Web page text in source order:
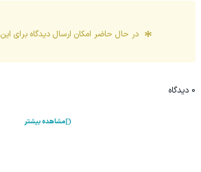
در حال حاضر امکان ارسال دیدگاه برای این
0 دیدگاه
مشاهده بیشتر